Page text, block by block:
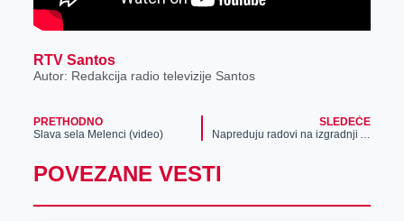
RTV Santos
Autor: Redakcija radio televizije Santos
PRETHODNO
Slava sela Melenci (video)
SLEDEĆE
Napreduju radovi na izgradnji Aviv ritejl parka u Zrenjaninu (foto)
POVEZANE VESTI